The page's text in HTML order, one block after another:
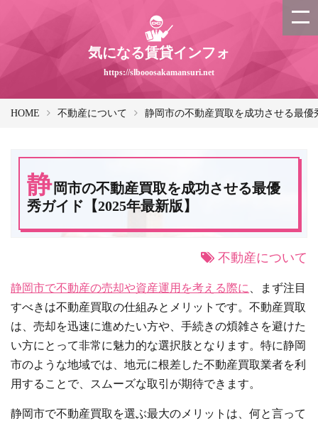
気になる賃貸インフォ
https://slbooosakamansuri.net
HOME 不動産について 静岡市の不動産買取を成功させる最優
静 岡市の不動産買取を成功させる最優
秀ガイド【2025年最新版】
不動産について
静岡市で不動産の売却や資産運用を考える際に
、まず注目
すべきは不動産買取の仕組みとメリットです。不動産買取
は、売却を迅速に進めたい方や、手続きの煩雑さを避けた
い方にとって非常に魅力的な選択肢となります。特に静岡
市のような地域では、地元に根差した不動産買取業者を利
用することで、スムーズな取引が期待できます。
静岡市で不動産買取を選ぶ最大のメリットは、何と言って